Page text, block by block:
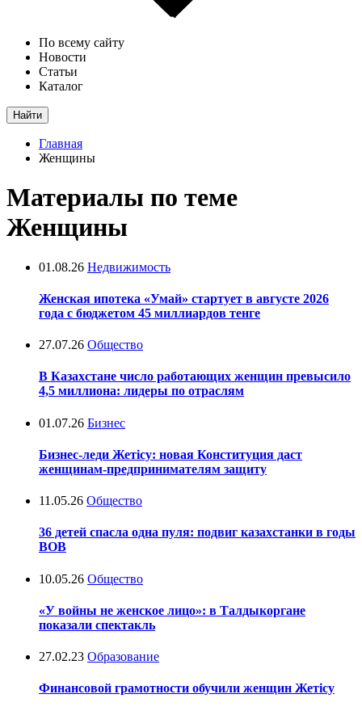
По всему сайту
Новости
Статьи
Каталог
Найти
Главная
Женщины
Материалы по теме
Женщины
01.08.26 Недвижимость
Женская ипотека «Умай» стартует в августе 2026
года с бюджетом 45 миллиардов тенге
27.07.26 Общество
В Казахстане число работающих женщин превысило
4,5 миллиона: лидеры по отраслям
01.07.26 Бизнес
Бизнес-леди Жетісу: новая Конституция даст
женщинам-предпринимателям защиту
11.05.26 Общество
36 детей спасла одна пуля: подвиг казахстанки в годы
ВОВ
10.05.26 Общество
«У войны не женское лицо»: в Талдыкоргане
показали спектакль
27.02.23 Образование
Финансовой грамотности обучили женщин Жетісу